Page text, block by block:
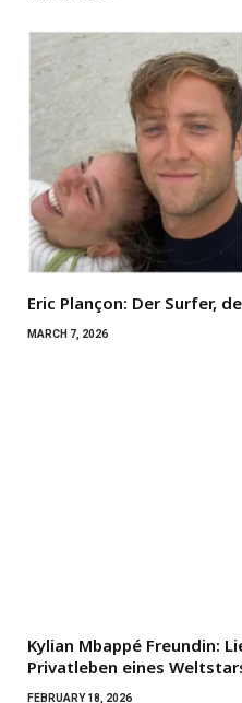
Eric Plançon: Der Surfer,
MARCH 7, 2026
Kylian Mbappé Freundin:
Privatleben eines
FEBRUARY 18, 2026